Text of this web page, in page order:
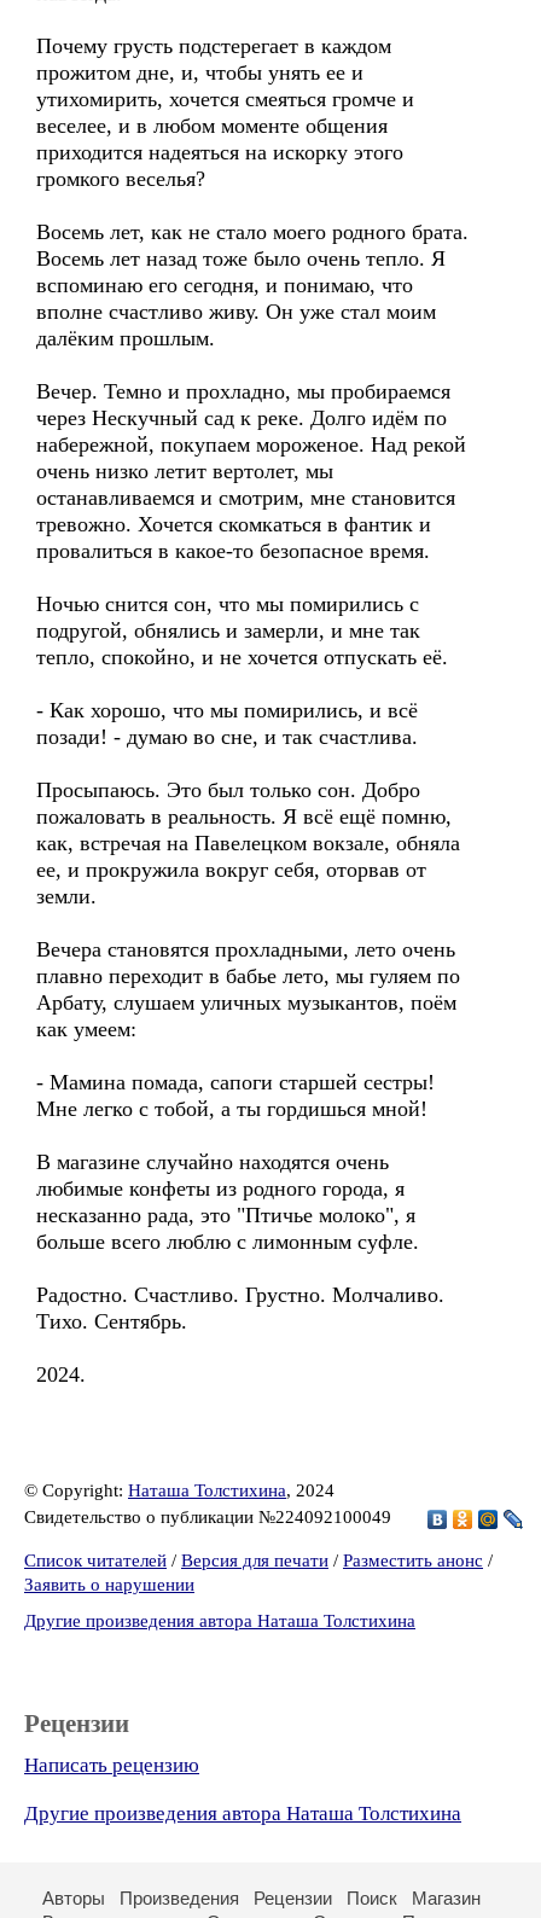
Почему грусть подстерегает в каждом
прожитом дне, и, чтобы унять ее и
утихомирить, хочется смеяться громче и
веселее, и в любом моменте общения
приходится надеяться на искорку этого
громкого веселья?
Восемь лет, как не стало моего родного брата.
Восемь лет назад тоже было очень тепло. Я
вспоминаю его сегодня, и понимаю, что
вполне счастливо живу. Он уже стал моим
далёким прошлым.
Вечер. Темно и прохладно, мы пробираемся
через Нескучный сад к реке. Долго идём по
набережной, покупаем мороженое. Над рекой
очень низко летит вертолет, мы
останавливаемся и смотрим, мне становится
тревожно. Хочется скомкаться в фантик и
провалиться в какое-то безопасное время.
Ночью снится сон, что мы помирились с
подругой, обнялись и замерли, и мне так
тепло, спокойно, и не хочется отпускать её.
- Как хорошо, что мы помирились, и всё
позади! - думаю во сне, и так счастлива.
Просыпаюсь. Это был только сон. Добро
пожаловать в реальность. Я всё ещё помню,
как, встречая на Павелецком вокзале, обняла
ее, и прокружила вокруг себя, оторвав от
земли.
Вечера становятся прохладными, лето очень
плавно переходит в бабье лето, мы гуляем по
Арбату, слушаем уличных музыкантов, поём
как умеем:
- Мамина помада, сапоги старшей сестры!
Мне легко с тобой, а ты гордишься мной!
В магазине случайно находятся очень
любимые конфеты из родного города, я
несказанно рада, это "Птичье молоко", я
больше всего люблю с лимонным суфле.
Радостно. Счастливо. Грустно. Молчаливо.
Тихо. Сентябрь.
2024.
© Copyright: Наташа Толстихина, 2024
Свидетельство о публикации №224092100049
Список читателей / Версия для печати / Разместить анонс /
Заявить о нарушении
Другие произведения автора Наташа Толстихина
Рецензии
Написать рецензию
Другие произведения автора Наташа Толстихина
Авторы Произведения Рецензии Поиск
Магазин